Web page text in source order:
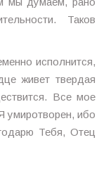
Таков
исполнится,
живет твердая
Все мое
умиротворен, ибо
Тебя, Отец